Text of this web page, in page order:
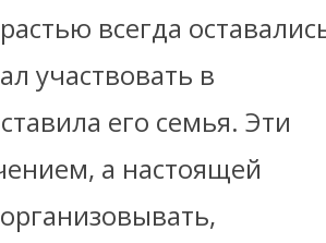
всегда
участвовать в
его семья. Эти
а настоящей